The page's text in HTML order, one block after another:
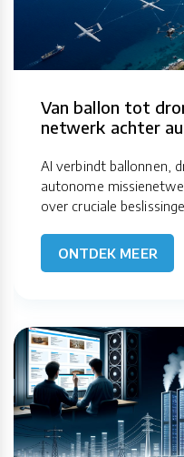
Van ballon tot
netwerk achter
AI verbindt ballonnen,
autonome
over cruciale
ONTDEK MEER